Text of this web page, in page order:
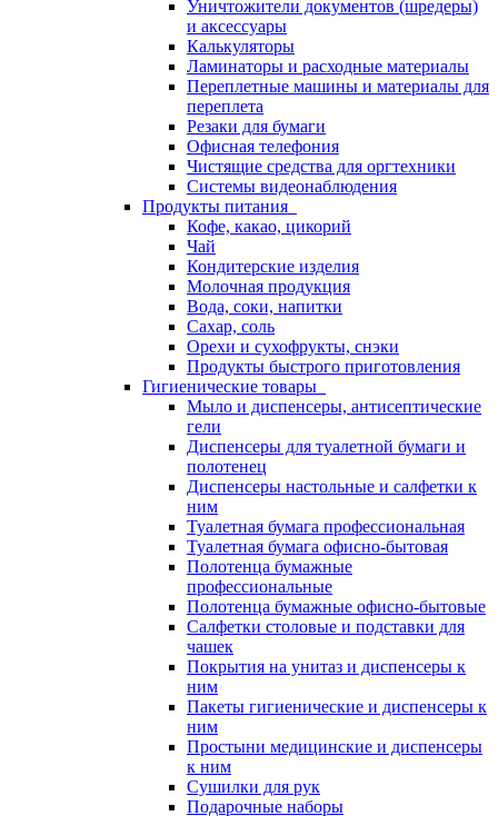
Уничтожители документов (шредеры)
и аксессуары
Калькуляторы
Ламинаторы и расходные материалы
Переплетные машины и материалы для
переплета
Резаки для бумаги
Офисная телефония
Чистящие средства для оргтехники
Системы видеонаблюдения
Продукты питания
Кофе, какао, цикорий
Чай
Кондитерские изделия
Молочная продукция
Вода, соки, напитки
Сахар, соль
Орехи и сухофрукты, снэки
Продукты быстрого приготовления
Гигиенические товары
Мыло и диспенсеры, антисептические
гели
Диспенсеры для туалетной бумаги и
полотенец
Диспенсеры настольные и салфетки к
ним
Туалетная бумага профессиональная
Туалетная бумага офисно-бытовая
Полотенца бумажные
профессиональные
Полотенца бумажные офисно-бытовые
Салфетки столовые и подставки для
чашек
Покрытия на унитаз и диспенсеры к
ним
Пакеты гигиенические и диспенсеры к
ним
Простыни медицинские и диспенсеры
к ним
Сушилки для рук
Подарочные наборы